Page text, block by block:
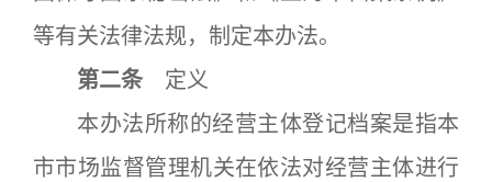
等有关法律法规，制定本办法。
第二条 定义
本办法所称的经营主体登记档案是指本
市市场监督管理机关在依法对经营主体进行